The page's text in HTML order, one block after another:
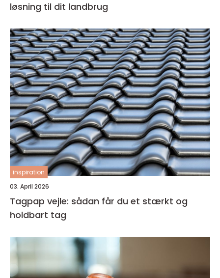
løsning til dit landbrug
inspiration
03. April 2026
Tagpap vejle: sådan får du et stærkt og
holdbart tag